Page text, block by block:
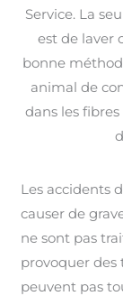
Service. La
est de laver
bonne
animal de
dans les
Les accidents
causer de
ne sont pas
provoquer des
peuvent pas